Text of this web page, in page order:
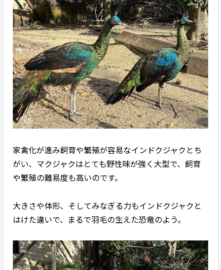
家禽化が進み飼育や繁殖が容易なインドクジャクとち
がい、マクジャクはとても野性味が強く大型で、飼育
や繁殖の難易度も高いのです。
大きさや体形、そしてみなぎる力もインドクジャクと
はけた違いで、まるで羽毛の生えた恐竜のよう。